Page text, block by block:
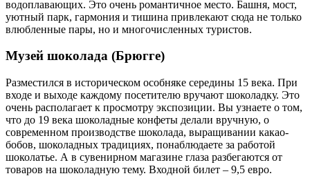
водоплавающих. Это очень романтичное место. Башня, мост,
уютный парк, гармония и тишина привлекают сюда не только
влюбленные пары, но и многочисленных туристов.
Музей шоколада (Брюгге)
Разместился в историческом особняке середины 15 века. При
входе и выходе каждому посетителю вручают шоколадку. Это
очень располагает к просмотру экспозиции. Вы узнаете о том,
что до 19 века шоколадные конфеты делали вручную, о
современном производстве шоколада, выращивании какао-
бобов, шоколадных традициях, понаблюдаете за работой
шоколатье. А в сувенирном магазине глаза разбегаются от
товаров на шоколадную тему. Входной билет – 9,5 евро.